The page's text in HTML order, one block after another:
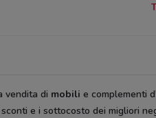
vendita di mobili e complementi
e i sottocosto dei migliori